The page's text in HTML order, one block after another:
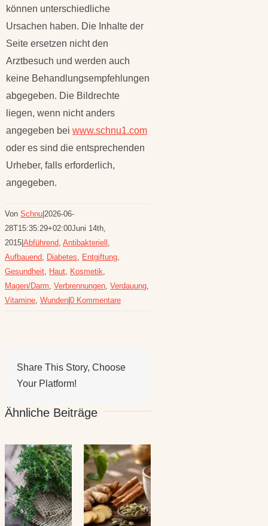
können unterschiedliche
Ursachen haben. Die Inhalte der
Seite ersetzen nicht den
Arztbesuch und werden auch
keine Behandlungsempfehlungen
abgegeben. Die Bildrechte
liegen, wenn nicht anders
angegeben bei www.schnu1.com
oder es sind die entsprechenden
Urheber, falls erforderlich,
angegeben.
Von Schnu|2026-06-
28T15:35:29+02:00Juni 14th,
2015|Abführend Antibakteriell
Aufbauend Diabetes Entgiftung
Gesundheit Haut Kosmetik
Magen/Darm Verbrennungen Verdauung
Vitamine Wunden|0 Kommentare
Share This Story, Choose
Your Platform!
Ähnliche Beiträge